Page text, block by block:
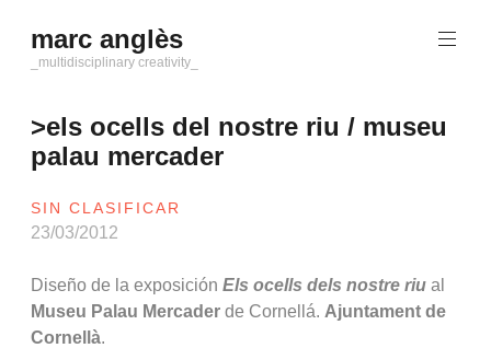
al
contenido
marc anglès
_multidisciplinary creativity_
>els ocells del nostre riu / museu
palau mercader
SIN CLASIFICAR
23/03/2012
Diseño de la exposiciónEls ocells dels nostre riu al
Museu Palau Mercader de Cornellá. Ajuntament de
Cornellà.